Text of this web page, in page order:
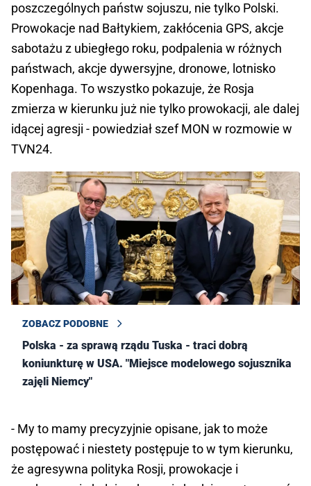
poszczególnych państw sojuszu, nie tylko Polski.
Prowokacje nad Bałtykiem, zakłócenia GPS, akcje
sabotażu z ubiegłego roku, podpalenia w różnych
państwach, akcje dywersyjne, dronowe, lotnisko
Kopenhaga. To wszystko pokazuje, że Rosja
zmierza w kierunku już nie tylko prowokacji, ale dalej
idącej agresji - powiedział szef MON w rozmowie w
TVN24.
ZOBACZ PODOBNE
Polska - za sprawą rządu Tuska - traci dobrą
koniunkturę w USA. "Miejsce modelowego sojusznika
zajęli Niemcy"
- My to mamy precyzyjnie opisane, jak to może
postępować i niestety postępuje to w tym kierunku,
że agresywna polityka Rosji, prowokacje i